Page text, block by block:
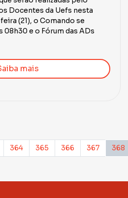
Docentes da Uefs nesta
(21), o Comando se
08h30 e o Fórum das ADs
mais
364 365 366 367 368